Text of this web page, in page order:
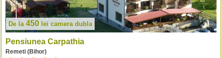
De la 450 lei camera dubla
Pensiunea Carpathia
Remeti (Bihor)